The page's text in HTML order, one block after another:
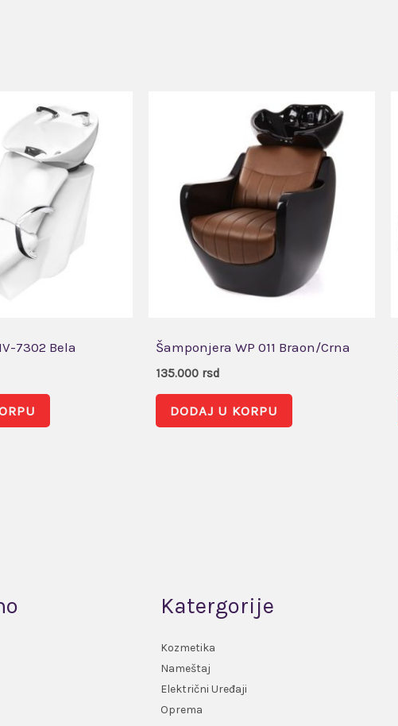
7302 Bela Šamponjera WP 011 Braon/Crna
135.000 rsd
DODAJ U KORPU
Katergorije
Kozmetika
Nameštaj
Električni Uređaji
Oprema